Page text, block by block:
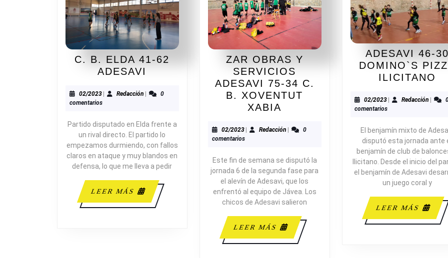
C. B. ELDA 41-62
ADESAVI
ELDA
62
ADESAVI
02/202302/2023Redacción Redacción
0
comentarios
Partido disputado en Elda frente a
un rival directo. El partido lo
empezamos durmiendo, con fallos
claros en ataque y muy blandos en
defensa, lo que me lleva a pedir
LEER MÁS
LEER
MÁS
ZAR OBRAS Y
SERVICIOS
ADESAVI 75-34 C.
B. XOVENTUT
XABIA
Y
ADESAVI
75-
34
C.
B.
XOVENTUT
XABIA
02/202302/2023Redacción Redacción
0
comentarios
Este fin de semana se disputó la
jornada 6 de la segunda fase para
el alevín de Adesavi, que los
enfrentó al equipo de Jávea. Los
chicos de Adesavi salieron
LEER MÁS
LEER
MÁS
ADESAVI 46-30
DOMINO`S
ILICITANO
30
02/202302/2023Redacción
comentarios
El benjamín mixto de
disputó esta jornada ante
benjamín de club de
Ilicitano. Desde el inicio del
el benjamín de Adesavi
un juego coral y
LEER MÁS
MÁS